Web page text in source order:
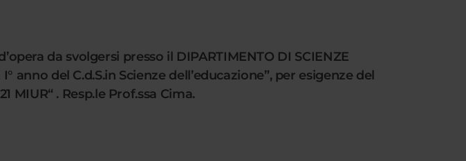
da svolgersi presso il DIPARTIMENTO DI SCIENZE
del C.d.S.in Scienze dell’educazione”, per esigenze del
MIUR“ . Resp.le Prof.ssa Cima.